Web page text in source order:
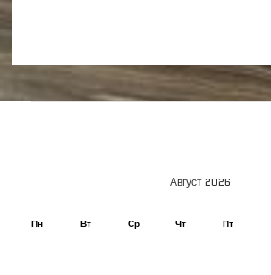
Август 2026
Пн Вт Ср Чт Пт